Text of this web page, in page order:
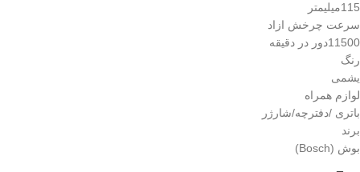
115میلیمتر
سرعت چرخش ازاد
11500دور در دقیقه
رنگ
یشمی
لوازم همراه
باتری /دفترچه/شارژر
برند
بوش (Bosch)